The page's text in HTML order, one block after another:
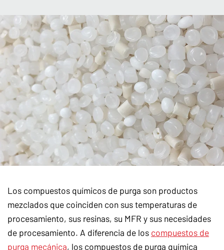
Los compuestos químicos de purga son productos
mezclados que coinciden con sus temperaturas de
procesamiento, sus resinas, su MFR y sus necesidades
de procesamiento. A diferencia de los compuestos de
purga mecánica, los compuestos de purga química